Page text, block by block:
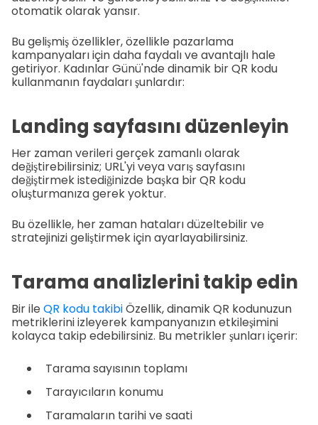
otomatik olarak yansır.
Bu gelişmiş özellikler, özellikle pazarlama
kampanyaları için daha faydalı ve avantajlı hale
getiriyor. Kadınlar Günü'nde dinamik bir QR kodu
kullanmanın faydaları şunlardır:
Landing sayfasını düzenleyin
Her zaman verileri gerçek zamanlı olarak
değiştirebilirsiniz; URL'yi veya varış sayfasını
değiştirmek istediğinizde başka bir QR kodu
oluşturmanıza gerek yoktur.
Bu özellikle, her zaman hataları düzeltebilir ve
stratejinizi geliştirmek için ayarlayabilirsiniz.
Tarama analizlerini takip edin
Bir ile QR kodu takibiÖzellik, dinamik QR kodunuzun
metriklerini izleyerek kampanyanızın etkileşimini
kolayca takip edebilirsiniz. Bu metrikler şunları içerir:
Tarama sayısının toplamı
Tarayıcıların konumu
Taramaların tarihi ve saati